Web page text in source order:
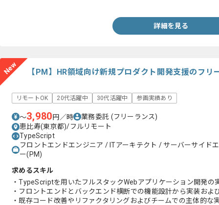
詳細を見る
New 【PM】HR領域向け新規プロダクト開発支援のフリ
リモートOK 20代活躍中 30代活躍中 参画実績あり
〜3,980円／時 業務委託 (フリーランス)
恵比寿(東京都)/フルリモート
TypeScript
フロントエンドエンジニア / ITアーキテクト / サーバーサイド
ー(PM)
求めるスキル
・TypeScriptを用いたフルスタックWebアプリケーション開発の
・フロントエンドとバックエンド横断での機能設計から実装およ
・既存コード改善やリファクタリングおよびチームでの主体的な